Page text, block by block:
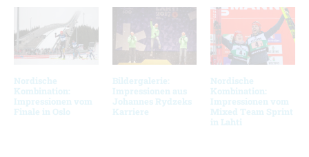
Nordische
Kombination:
Impressionen vom
Finale in Oslo
Bildergalerie:
Impressionen aus
Johannes Rydzeks
Karriere
Nordische
Kombination:
Impressionen vom
Mixed Team Sprint
in Lahti